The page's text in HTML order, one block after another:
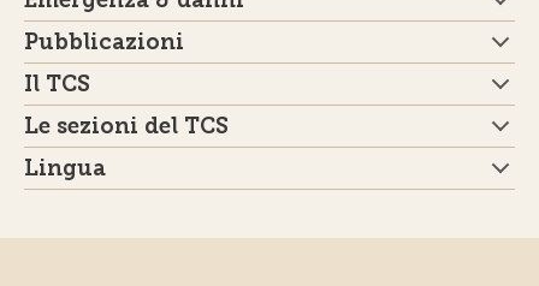
Pubblicazioni
Il TCS
Le sezioni del TCS
Lingua